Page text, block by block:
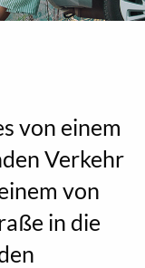
von einem
Verkehr
von
in die